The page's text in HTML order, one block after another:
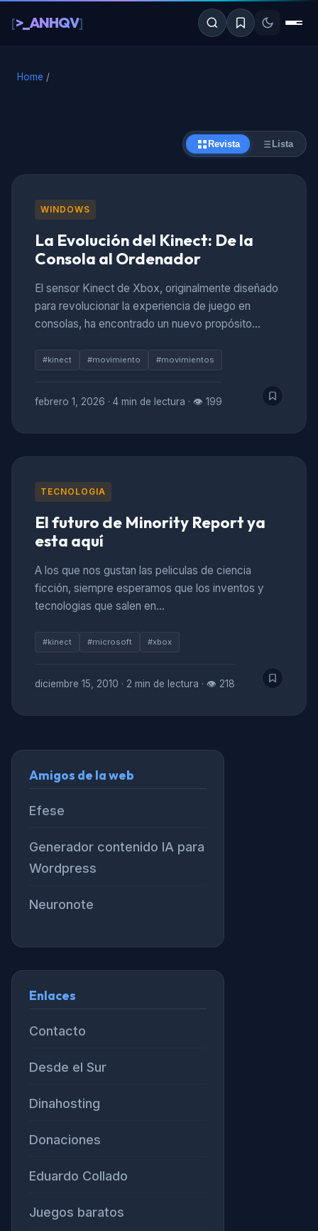
contenido
[>_ANHQV]
Home /
Revista Lista
WINDOWS
La Evolución del Kinect: De la
Consola al Ordenador
El sensor Kinect de Xbox, originalmente diseñado
para revolucionar la experiencia de juego en
consolas, ha encontrado un nuevo propósito…
#kinect #movimiento #movimientos
febrero 1, 2026 · 4 min de lectura · 👁 199
TECNOLOGIA
El futuro de Minority Report ya
esta aquí
A los que nos gustan las peliculas de ciencia
ficción, siempre esperamos que los inventos y
tecnologias que salen en…
#kinect #microsoft #xbox
diciembre 15, 2010 · 2 min de lectura · 👁 218
Amigos de la web
Efese
Generador contenido IA para
Wordpress
Neuronote
Enlaces
Contacto
Desde el Sur
Dinahosting
Donaciones
Eduardo Collado
Juegos baratos